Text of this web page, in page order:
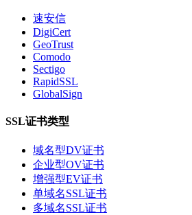
速安信
DigiCert
GeoTrust
Comodo
Sectigo
RapidSSL
GlobalSign
SSL证书类型
域名型DV证书
企业型OV证书
增强型EV证书
单域名SSL证书
多域名SSL证书